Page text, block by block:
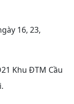
16, 23,
Khu ĐTM Cầu